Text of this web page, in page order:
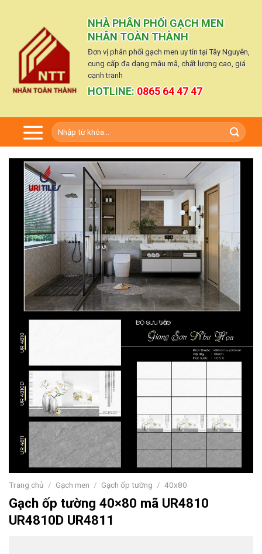
NHÀ PHÂN PHỐI GẠCH MEN
NHÂN TOÀN THÀNH
Đơn vị phân phối gạch men uy tín tại Tây Nguyên,
cung cấp đa dạng mẫu mã, chất lượng cao, giá
cạnh tranh
HOTLINE:0865 64 47 47
Tìm
kiếm:
Trang chủ / Gạch men / Gạch ốp tường / 40x80
Gạch ốp tường 40×80 mã UR4810
UR4810D UR4811